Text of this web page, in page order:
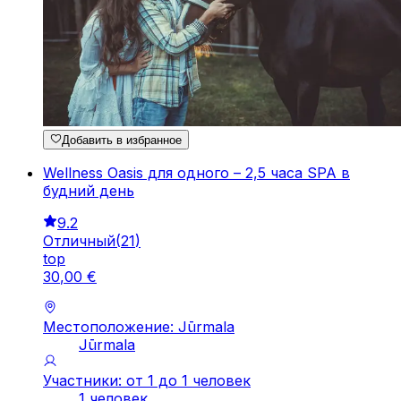
Добавить в избранное
Wellness Oasis для одного – 2,5 часа SPA в
будний день
9.2
Отличный(21)
top
30,00 €
Местоположение: Jūrmala
Jūrmala
Участники: от 1 до 1 человек